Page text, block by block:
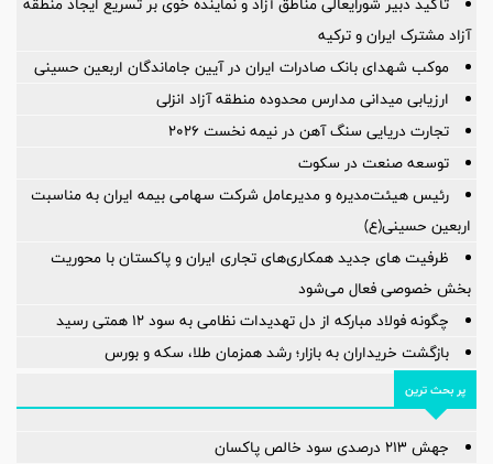
آزاد مشترک ایران و ترکیه
موکب شهدای بانک صادرات ایران در آیین جاماندگان اربعین حسینی
ارزیابی میدانی مدارس محدوده منطقه آزاد انزلی
تجارت دریایی سنگ آهن در نیمه نخست ۲۰۲۶
توسعه صنعت در سکوت
رئیس هیئت‌مدیره و مدیرعامل شرکت سهامی بیمه ایران به مناسبت
اربعین حسینی(ع)
ظرفیت های جدید همکاری‌های تجاری ایران و پاکستان با محوریت
بخش خصوصی فعال می‌شود
چگونه فولاد مبارکه از دل تهدیدات نظامی به سود ۱۲ همتی رسید
بازگشت خریداران به بازار؛ رشد همزمان طلا، سکه و بورس
پر بحث ترین
جهش ۲۱۳ درصدی سود خالص پاکسان